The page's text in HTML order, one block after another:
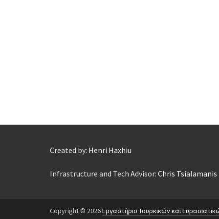
Created by: Henri Haxhiu
Infrastructure and Tech Advisor: Chris Tsialamanis
Copyright © 2026Εργαστήριο Τουρκικών και